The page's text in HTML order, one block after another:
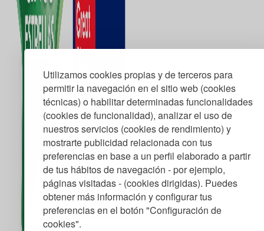
Utilizamos cookies propias y de terceros para
permitir la navegación en el sitio web (cookies
técnicas) o habilitar determinadas funcionalidades
(cookies de funcionalidad), analizar el uso de
nuestros servicios (cookies de rendimiento) y
mostrarte publicidad relacionada con tus
preferencias en base a un perfil elaborado a partir
de tus hábitos de navegación - por ejemplo,
páginas visitadas - (cookies dirigidas). Puedes
obtener más información y configurar tus
preferencias en el botón "Configuración de
cookies".